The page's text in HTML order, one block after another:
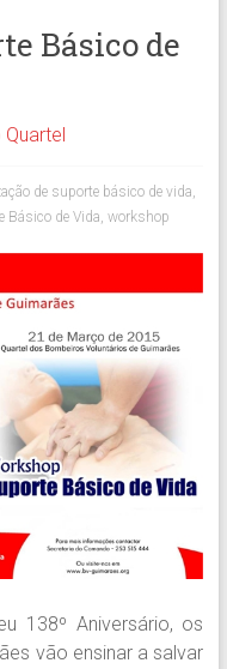
Básico de
de suporte básico de vida,
Básico de Vida, workshop
138º Aniversário, os
vão ensinar a salvar